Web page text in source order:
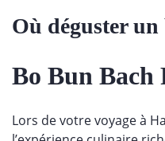
Où déguster
Bo Bun Bach
Lors de votre voyage à